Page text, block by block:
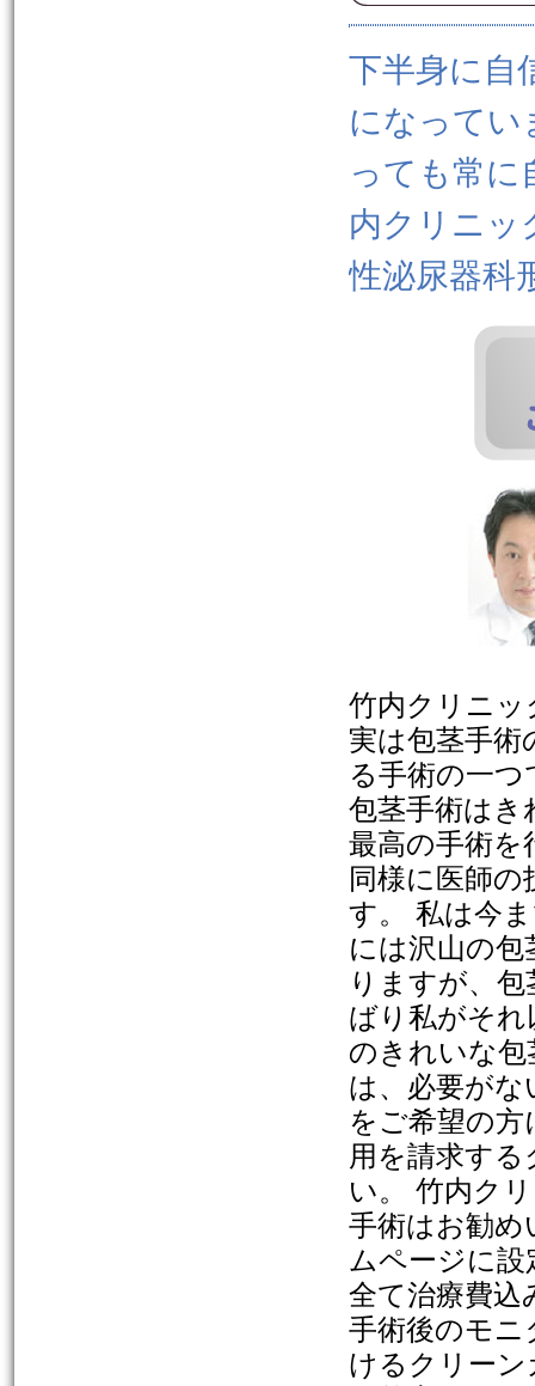
下半身に自
になってい
っても常に
内クリニッ
性泌尿器科
竹内クリニッ
実は包茎手術
る手術の一
包茎手術は
最高の手術を
同様に医師
す。 私は今
には沢山の
りますが、
ばり私がそ
のきれいな
は、必要が
をご希望の
用を請求す
い。 竹内ク
手術はお勧
ムページに
全て治療費込
手術後のモニ
けるクリー